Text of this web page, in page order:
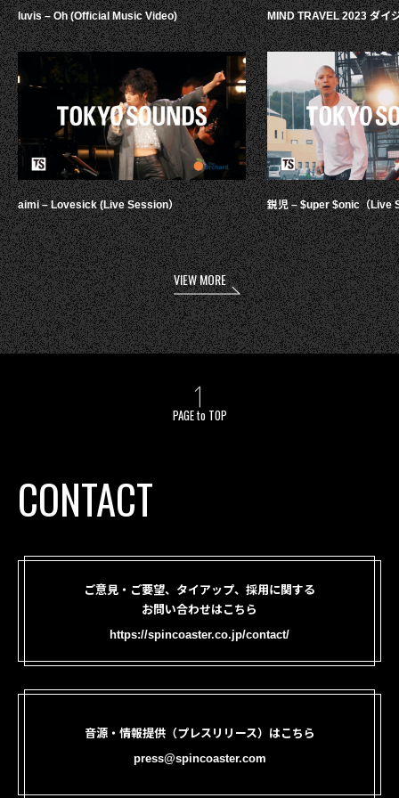
luvis – Oh (Official Music Video)
aimi – Lovesick (Live Session）
MIND TRAVEL 2023 ダイ
鋭児 – $uper $onic（Live
VIEW MORE
PAGE to TOP
CONTACT
ご意見・ご要望、タイアップ、採用に関する
お問い合わせはこちら
https://spincoaster.co.jp/contact/
音源・情報提供（プレスリリース）はこちら
press@spincoaster.com